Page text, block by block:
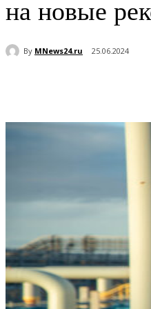
на новые
By MNews24.ru 25.06.2024